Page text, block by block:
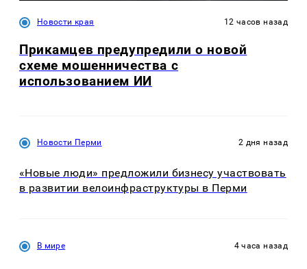
Новости края 12 часов назад
Прикамцев предупредили о новой
схеме мошенничества с
использованием ИИ
Новости Перми 2 дня назад
«Новые люди» предложили бизнесу участвовать
в развитии велоинфраструктуры в Перми
В мире 4 часа назад